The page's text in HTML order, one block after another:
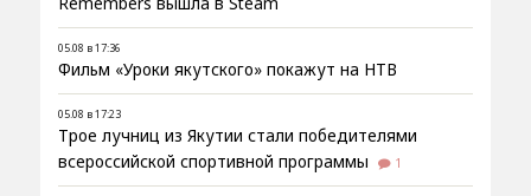
05.08 в 17:36
Фильм «Уроки якутского» покажут на НТВ
05.08 в 17:23
Трое лучниц из Якутии стали победителями
всероссийской спортивной программы
1